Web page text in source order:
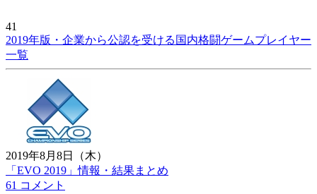
41
2019年版・企業から公認を受ける国内格闘ゲームプレイヤー
一覧
2019年8月8日（木）
「EVO 2019」情報・結果まとめ
61 コメント